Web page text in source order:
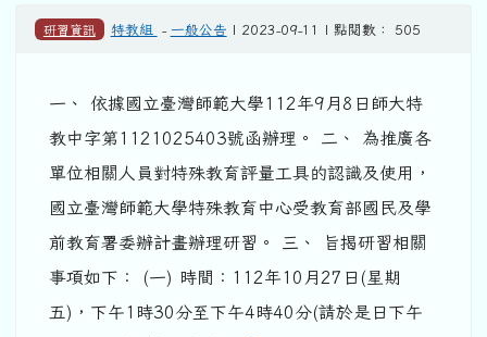
研習資訊 特教組 - 一般公告 | 2023-09-11 | 點閱數： 505
一、 依據國立臺灣師範大學112年9月8日師大特
教中字第1121025403號函辦理。 二、 為推廣各
單位相關人員對特殊教育評量工具的認識及使用，
國立臺灣師範大學特殊教育中心受教育部國民及學
前教育署委辦計畫辦理研習。 三、 旨揭研習相關
事項如下： (一) 時間：112年10月27日(星期
五)，下午1時30分至下午4時40分(請於是日下午